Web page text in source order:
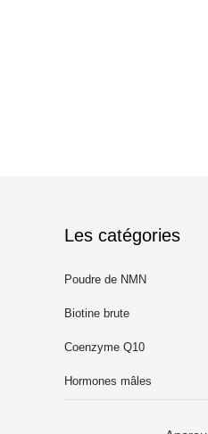
Les catégories
Poudre de NMN
Biotine brute
Coenzyme Q10
Hormones mâles